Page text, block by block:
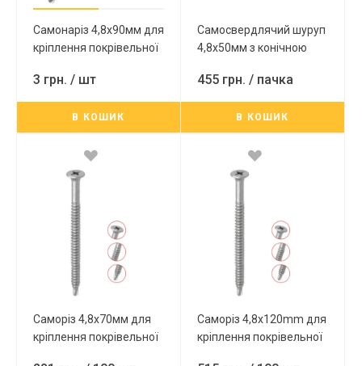
Самонаріз 4,8х90мм для
кріплення покрівельної
з головкою під РН-2 з
покриттям Ruspert
100шт Redmark
3 грн. / шт
В КОШИК
Самосвердлячий шуруп
4,8x50мм з конічною
крильцями, PH-2, DIN
7504-P, 250 шт/уп
455 грн. / пачка
В КОШИК
Саморіз 4,8x70мм для
кріплення покрівельної
Саморіз 4,8х120mm для
кріплення покрівельної